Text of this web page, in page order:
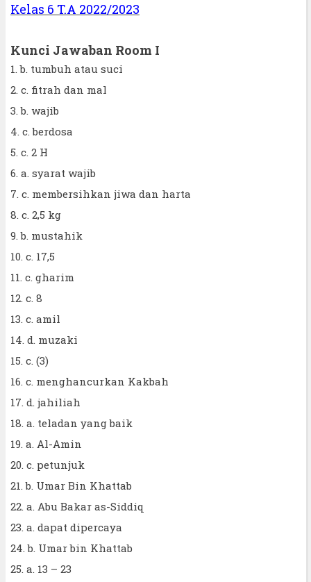
Kelas 6 T.A 2022/2023
Kunci Jawaban Room I
1. b. tumbuh atau suci
2. c. fitrah dan mal
3. b. wajib
4. c. berdosa
5. c. 2 H
6. a. syarat wajib
7. c. membersihkan jiwa dan harta
8. c. 2,5 kg
9. b. mustahik
10. c. 17,5
11. c. gharim
12. c. 8
13. c. amil
14. d. muzaki
15. c. (3)
16. c. menghancurkan Kakbah
17. d. jahiliah
18. a. teladan yang baik
19. a. Al-Amin
20. c. petunjuk
21. b. Umar Bin Khattab
22. a. Abu Bakar as-Siddiq
23. a. dapat dipercaya
24. b. Umar bin Khattab
25. a. 13 – 23